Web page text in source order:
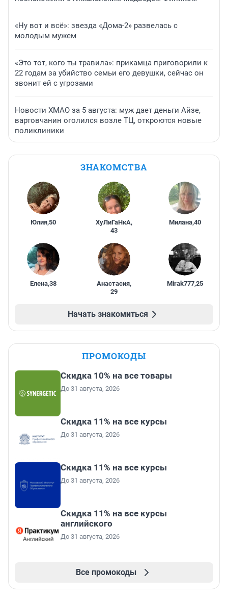
«Ну вот и всё»: звезда «Дома-2» развелась с
молодым мужем
«Это тот, кого ты травила»: прикамца приговорили к
22 годам за убийство семьи его девушки, сейчас он
звонит ей с угрозами
Новости ХМАО за 5 августа: муж дает деньги Айзе,
вартовчанин оголился возле ТЦ, откроются новые
поликлиники
ЗНАКОМСТВА
Юлия,50 ХуЛиГаНкА,
43
Милана,40
Елена,38 Анастасия,
29
Mirak777,25
Начать знакомиться
ПРОМОКОДЫ
Скидка 10% на все товары
До 31 августа, 2026
Скидка 11% на все курсы
До 31 августа, 2026
Скидка 11% на все курсы
До 31 августа, 2026
Скидка 11% на все курсы
английского
До 31 августа, 2026
Все промокоды